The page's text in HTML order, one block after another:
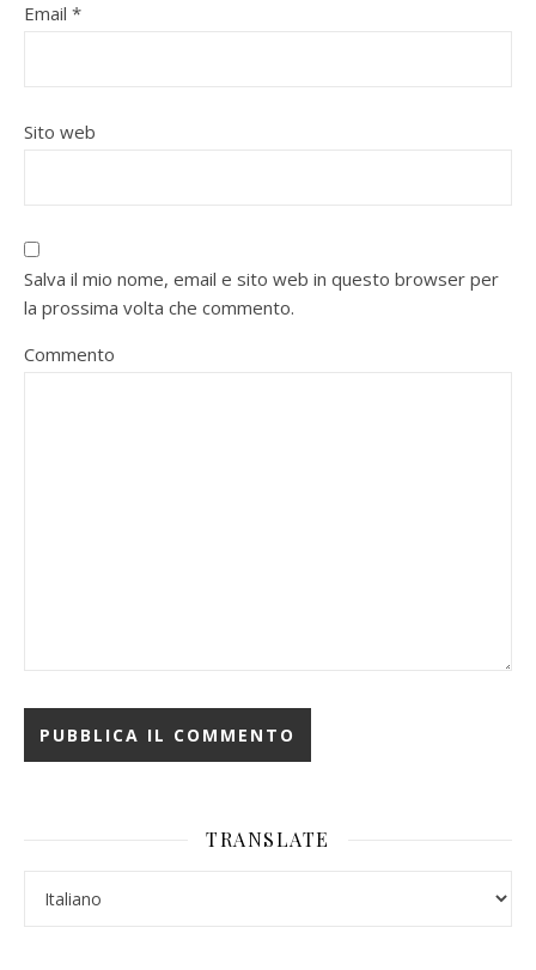
Email *
Sito web
Salva il mio nome, email e sito web in questo browser per
la prossima volta che commento.
Commento
TRANSLATE